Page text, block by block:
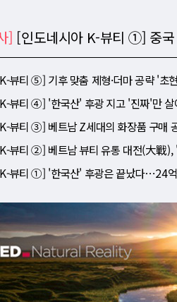
] [인도네시아 K-뷰티 ①] 중국
뷰티 ⑤] 기후 맞춤 제형·더마 공략 '초
뷰티 ④] '한국산' 후광 지고 '진짜'만 살
뷰티 ③] 베트남 Z세대의 화장품 구매
뷰티 ②] 베트남 뷰티 유통 대전(大戰),
뷰티 ①] '한국산' 후광은 끝났다⋯24